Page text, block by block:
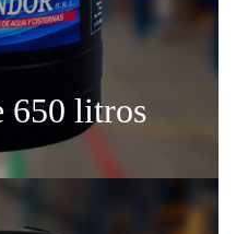
650 litros